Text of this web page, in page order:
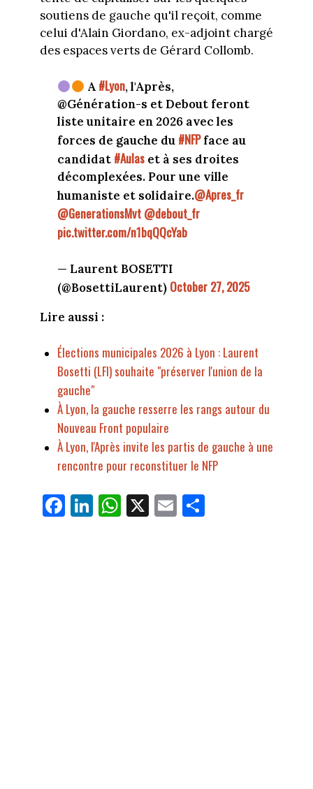
soutiens de gauche qu'il reçoit, comme
celui d'Alain Giordano, ex-adjoint chargé
des espaces verts de Gérard Collomb.
A #Lyon, l'Après,
@Génération-s et Debout feront
liste unitaire en 2026 avec les
forces de gauche du #NFPface au
candidat #Aulas et à ses droites
décomplexées. Pour une ville
humaniste et solidaire.@Apres_fr
@GenerationsMvt @debout_fr
pic.twitter.com/n1bqQQcYab
— Laurent BOSETTI
(@BosettiLaurent) October 27, 2025
Lire aussi :
Élections municipales 2026 à Lyon : Laurent
Bosetti (LFI) souhaite "préserver l'union de la
gauche"
À Lyon, la gauche resserre les rangs autour du
Nouveau Front populaire
À Lyon, l'Après invite les partis de gauche à une
rencontre pour reconstituer le NFP
Fa
ce
Li
nk
W
ha
X E
m
Pa
rt